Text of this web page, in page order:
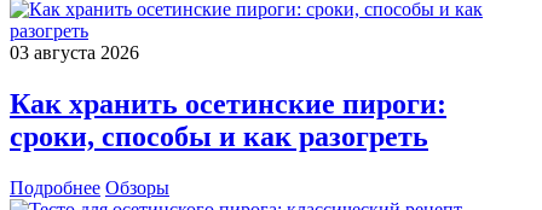
03 августа 2026
Как хранить осетинские пироги:
сроки, способы и как разогреть
Подробнее Обзоры